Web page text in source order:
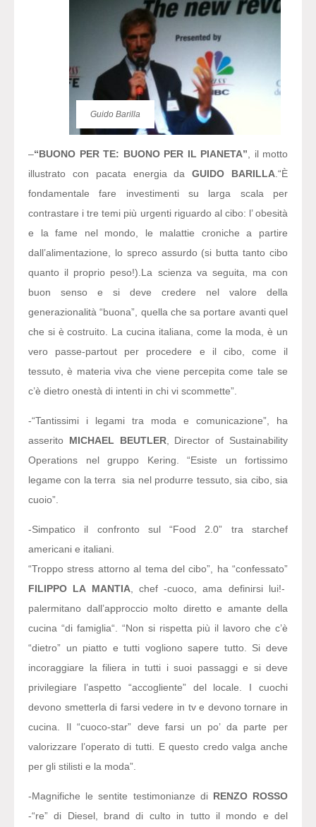
Guido Barilla
–“BUONO PER TE: BUONO PER IL PIANETA” , il motto
illustrato con pacata energia daGUIDO BARILLA .“È
fondamentale fare investimenti su larga scala per
contrastare i tre temi più urgenti riguardo al cibo: l’ obesità
e la fame nel mondo, le malattie croniche a partire
dall’alimentazione, lo spreco assurdo (si butta tanto cibo
quanto il proprio peso!). La scienza va seguita, ma con
buon senso e si deve credere nel valore della
generazionalità “buona”, quella che sa portare avanti quel
che si è costruito. La cucina italiana, come la moda, è un
vero passe-partout per procedere e il cibo, come il
tessuto, è materia viva che viene percepita come tale se
c’è dietro onestà di intenti in chi vi scommette”.
-“Tantissimi i legami tra moda e comunicazione”,
ha
asserito MICHAEL BEUTLER, Director of Sustainability
Operations nel gruppo Kering . “Esiste un fortissimo
legame con la terra sia nel produrre tessuto, sia cibo, sia
cuoio”.
-Simpatico il confronto sul “Food 2.0” tra starchef
americani e italiani.
“Troppo stress attorno al tema del cibo”, ha “confessato”
FILIPPO LA MANTIA, chef -cuoco, ama definirsi lui!-
palermitano dall’approccio molto diretto e amante della
cucina “di famiglia“. “Non si rispetta più il lavoro che c’è
“dietro” un piatto e tutti vogliono sapere tutto. Si deve
incoraggiare la filiera in tutti i suoi passaggi e si deve
privilegiare l’aspetto “accogliente” del locale. I cuochi
devono smetterla di farsi vedere in tv e devono tornare in
cucina. Il “cuoco-star” deve farsi un po’ da parte per
valorizzare l’operato di tutti. E questo credo valga anche
per gli stilisti e la moda”.
-Magnifiche le sentite testimonianze diRENZO ROSSO
-“re” di Diesel, brand di culto in tutto il mondo e del